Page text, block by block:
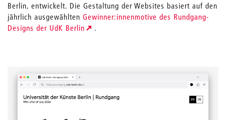
Berlin, entwickelt. Die Gestaltung der Websites basiert auf den
jährlich ausgewählten Gewinner:innenmotive des Rundgang-
Designs der UdK Berlin
.